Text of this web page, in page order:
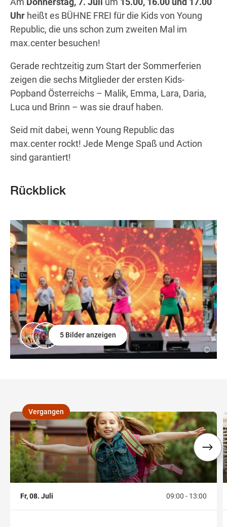
Wegbeschreibung
Uhr heißt es BÜHNE FREI für die Kids von Young
Republic, die uns schon zum zweiten Mal im
max.center besuchen!
Gerade rechtzeitig zum Start der Sommerferien
zeigen die sechs Mitglieder der ersten Kids-
Popband Österreichs – Malik, Emma, Lara, Daria,
Luca und Brinn – was sie drauf haben.
Seid mit dabei, wenn Young Republic das
max.center rockt! Jede Menge Spaß und Action
sind garantiert!
Rückblick
©
5 Bilder anzeigen
,
Vergangen
Fr, 08. Juli 09:00 - 13:00
,